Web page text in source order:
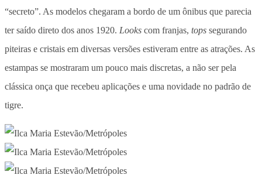
“secreto”. As modelos chegaram a bordo de um ônibus que parecia
ter saído direto dos anos 1920. Looks com franjas, tops segurando
piteiras e cristais em diversas versões estiveram entre as atrações. As
estampas se mostraram um pouco mais discretas, a não ser pela
clássica onça que recebeu aplicações e uma novidade no padrão de
tigre.